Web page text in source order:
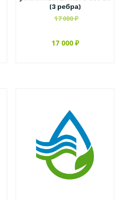
(3 ребра)
17 000 ₽
17 000 ₽